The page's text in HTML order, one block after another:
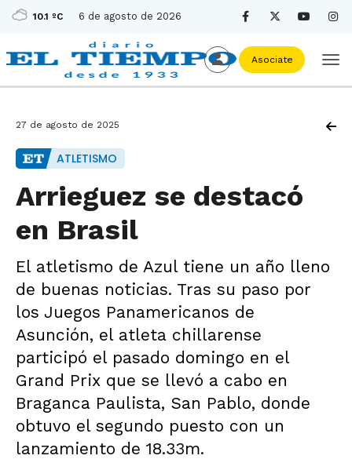
10.1 ºC 6 de agosto de 2026
Asociate
27 de agosto de 2025
ATLETISMO
Arrieguez se destacó
en Brasil
El atletismo de Azul tiene un año lleno
de buenas noticias. Tras su paso por
los Juegos Panamericanos de
Asunción, el atleta chillarense
participó el pasado domingo en el
Grand Prix que se llevó a cabo en
Braganca Paulista, San Pablo, donde
obtuvo el segundo puesto con un
lanzamiento de 18.33m.